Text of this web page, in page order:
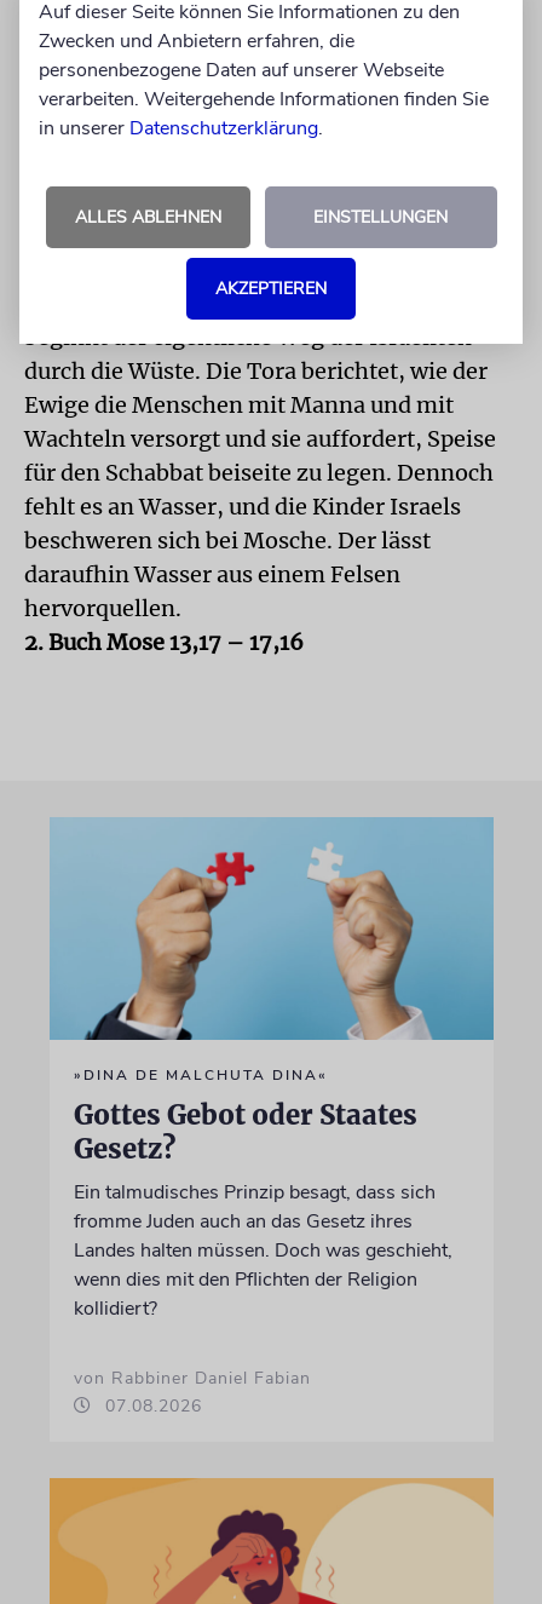
INHALT
Der Wochenabschnitt Beschalach erzählt, wie
die Kinder Israels auf der Flucht vor dem
Pharao und seinen Truppen trockenen Fußes
sodass die Soldaten des ägyptischen
Herrschers in den Fluten ertranken. Danach
beginnt der eigentliche Weg der Israeliten
durch die Wüste. Die Tora berichtet, wie der
Ewige die Menschen mit Manna und mit
Wachteln versorgt und sie auffordert, Speise
für den Schabbat beiseite zu legen. Dennoch
fehlt es an Wasser, und die Kinder Israels
beschweren sich bei Mosche. Der lässt
daraufhin Wasser aus einem Felsen
hervorquellen.
2. Buch Mose 13,17 – 17,16
»DINA DE MALCHUTA DINA«
Gottes Gebot oder Staates
Gesetz?
Ein talmudisches Prinzip besagt, dass sich
fromme Juden auch an das Gesetz ihres
Landes halten müssen. Doch was geschieht,
wenn dies mit den Pflichten der Religion
kollidiert?
von Rabbiner Daniel Fabian
07.08.2026
Auf dieser Seite können Sie Informationen zu den
Zwecken und Anbietern erfahren, die
personenbezogene Daten auf unserer Webseite
verarbeiten. Weitergehende Informationen finden Sie
in unserer Datenschutzerklärung.
ALLES ABLEHNEN EINSTELLUNGEN
AKZEPTIEREN